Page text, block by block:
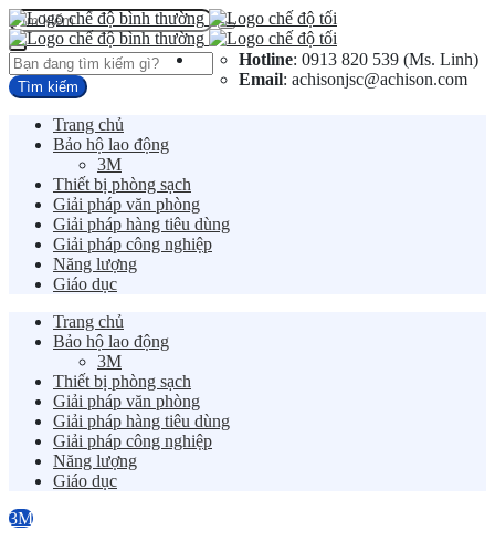
Hotline: 0913 820 539 (Ms. Linh)
Email: achisonjsc@achison.com
Trang chủ
Bảo hộ lao động
3M
Thiết bị phòng sạch
Giải pháp văn phòng
Giải pháp hàng tiêu dùng
Giải pháp công nghiệp
Năng lượng
Giáo dục
Trang chủ
Bảo hộ lao động
3M
Thiết bị phòng sạch
Giải pháp văn phòng
Giải pháp hàng tiêu dùng
Giải pháp công nghiệp
Năng lượng
Giáo dục
3M